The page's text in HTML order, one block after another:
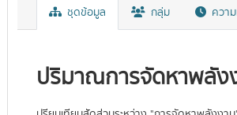
ชุดข้อมูล กลุ่ม ควา
ปริมาณการจัดหาพลัง